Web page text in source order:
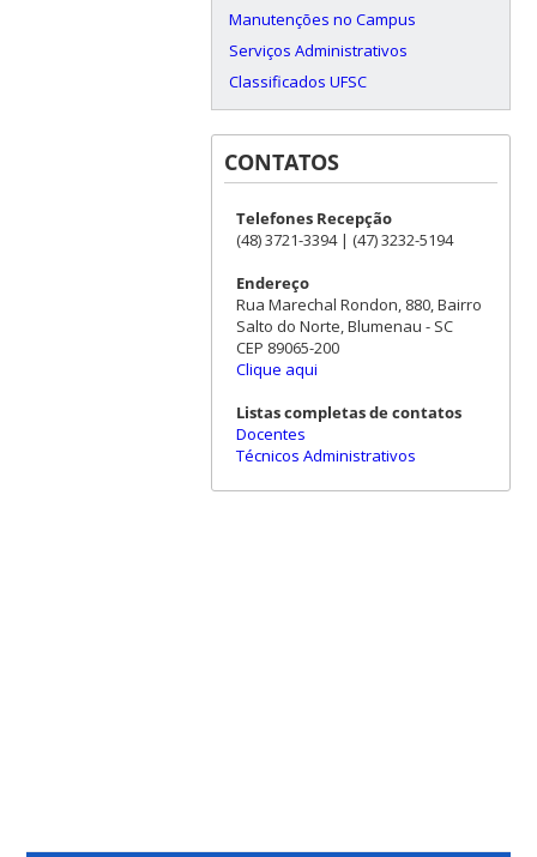
Manutenções no Campus
Serviços Administrativos
Classificados UFSC
CONTATOS
Telefones Recepção
(48) 3721-3394 | (47) 3232-5194
Endereço
Rua Marechal Rondon, 880, Bairro
Salto do Norte, Blumenau - SC
CEP 89065-200
Clique aqui
Listas completas de contatos
Docentes
Técnicos Administrativos